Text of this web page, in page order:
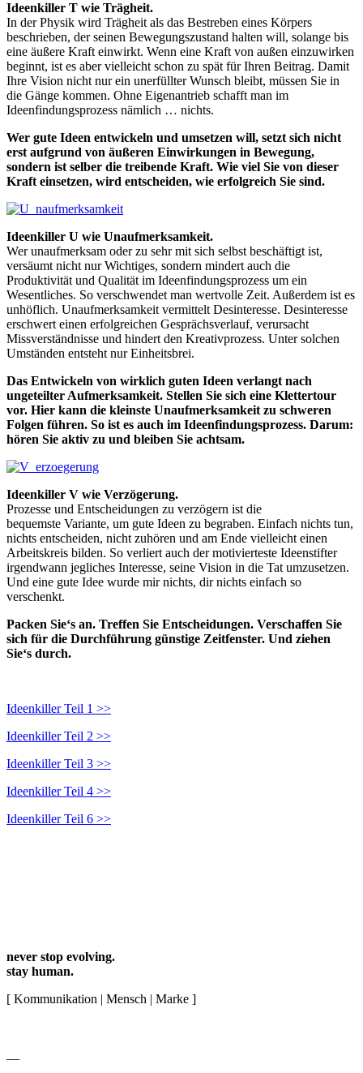
Ideenkiller T wie Trägheit.
In der Physik wird Trägheit als das Bestreben eines Körpers
beschrieben, der seinen Bewegungszustand halten will, solange bis
eine äußere Kraft einwirkt. Wenn eine Kraft von außen einzuwirken
beginnt, ist es aber vielleicht schon zu spät für Ihren Beitrag. Damit
Ihre Vision nicht nur ein unerfüllter Wunsch bleibt, müssen Sie in
die Gänge kommen. Ohne Eigenantrieb schafft man im
Ideenfindungsprozess nämlich … nichts.
Wer gute Ideen entwickeln und umsetzen will, setzt sich nicht
erst aufgrund von äußeren Einwirkungen in Bewegung,
sondern ist selber die treibende Kraft. Wie viel Sie von dieser
Kraft einsetzen, wird entscheiden, wie erfolgreich Sie sind.
Ideenkiller U wie Unaufmerksamkeit.
Wer unaufmerksam oder zu sehr mit sich selbst beschäftigt ist,
versäumt nicht nur Wichtiges, sondern mindert auch die
Produktivität und Qualität im Ideenfindungsprozess um ein
Wesentliches. So verschwendet man wertvolle Zeit. Außerdem ist es
unhöflich. Unaufmerksamkeit vermittelt Desinteresse. Desinteresse
erschwert einen erfolgreichen Gesprächsverlauf, verursacht
Missverständnisse und hindert den Kreativprozess. Unter solchen
Umständen entsteht nur Einheitsbrei.
Das Entwickeln von wirklich guten Ideen verlangt nach
ungeteilter Aufmerksamkeit. Stellen Sie sich eine Klettertour
vor. Hier kann die kleinste Unaufmerksamkeit zu schweren
Folgen führen. So ist es auch im Ideenfindungsprozess. Darum:
hören Sie aktiv zu und bleiben Sie achtsam.
Ideenkiller V wie Verzögerung.
Prozesse und Entscheidungen zu verzögern ist die
bequemste Variante, um gute Ideen zu begraben. Einfach nichts tun,
nichts entscheiden, nicht zuhören und am Ende vielleicht einen
Arbeitskreis bilden. So verliert auch der motivierteste Ideenstifter
irgendwann jegliches Interesse, seine Vision in die Tat umzusetzen.
Und eine gute Idee wurde mir nichts, dir nichts einfach so
verschenkt.
Packen Sie‘s an. Treffen Sie Entscheidungen. Verschaffen Sie
sich für die Durchführung günstige Zeitfenster. Und ziehen
Sie‘s durch.
Ideenkiller Teil 1 >>
Ideenkiller Teil 2 >>
Ideenkiller Teil 3 >>
Ideenkiller Teil 4 >>
Ideenkiller Teil 6 >>
never stop evolving.
stay human.
[ Kommunikation | Mensch | Marke ]